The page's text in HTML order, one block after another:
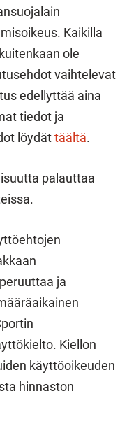
Kaikilla
ole
vaihtelevat
edellyttää aina
tiedot ja
löydättäältä.
palauttaa
ja
Kiellon
käyttöoikeuden
hinnaston